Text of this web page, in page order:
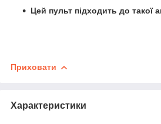
Цей пульт підходить до такої
Приховати
Характеристики